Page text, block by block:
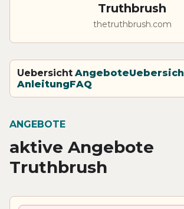
Truthbrush
thetruthbrush.com
Uebersicht Angebote
AnleitungFAQ
ANGEBOTE
aktive Angebote
Truthbrush